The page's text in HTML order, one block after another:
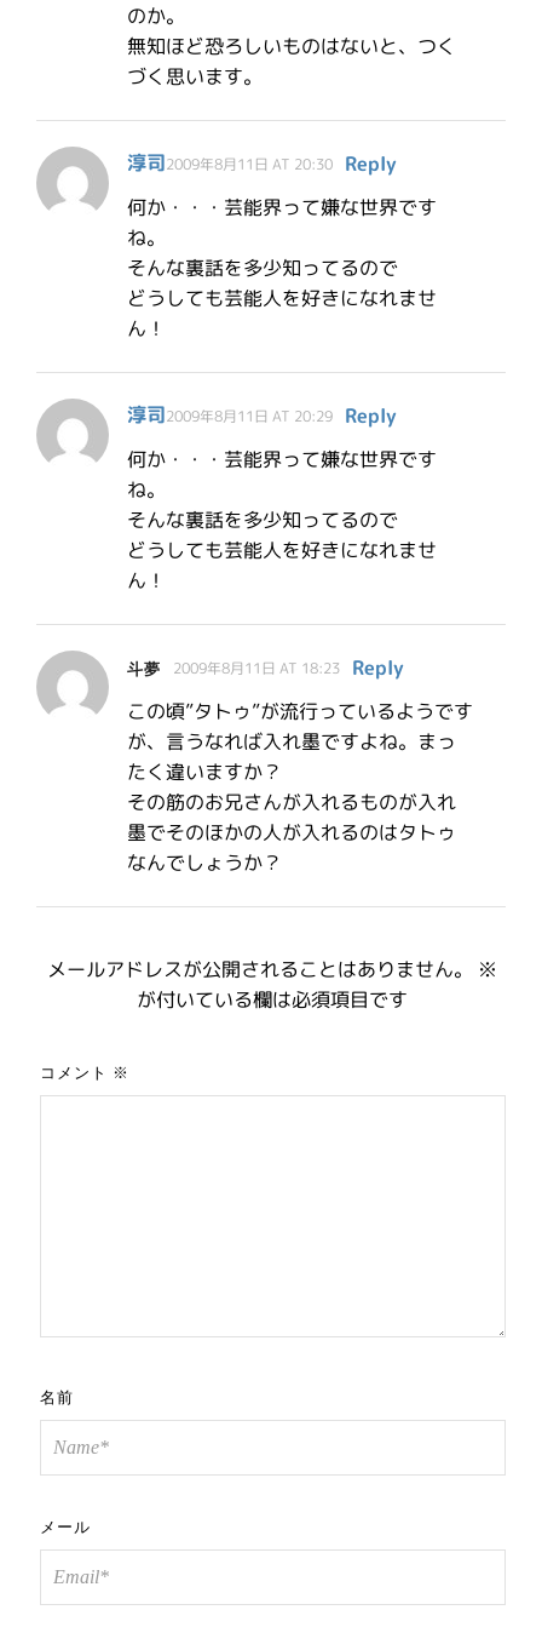
のか。
無知ほど恐ろしいものはないと、つく
づく思います。
淳司2009年8月11日 AT 20:30
Reply
何か・・・芸能界って嫌な世界です
ね。
そんな裏話を多少知ってるので
どうしても芸能人を好きになれませ
ん！
淳司2009年8月11日 AT 20:29
Reply
何か・・・芸能界って嫌な世界です
ね。
そんな裏話を多少知ってるので
どうしても芸能人を好きになれませ
ん！
斗夢 2009年8月11日 AT 18:23
Reply
この頃”タトゥ”が流行っているようです
が、言うなれば入れ墨ですよね。まっ
たく違いますか？
その筋のお兄さんが入れるものが入れ
墨でそのほかの人が入れるのはタトゥ
なんでしょうか？
メールアドレスが公開されることはありません。
※
が付いている欄は必須項目です
コメント ※
名前
メール